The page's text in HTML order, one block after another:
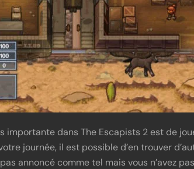
importante dans The Escapists 2 est de
journée, il est possible d’en trouver
annoncé comme tel mais vous n’avez